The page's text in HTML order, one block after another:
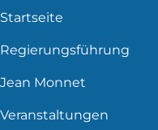
Startseite
Regierungsführung
Jean Monnet
Veranstaltungen